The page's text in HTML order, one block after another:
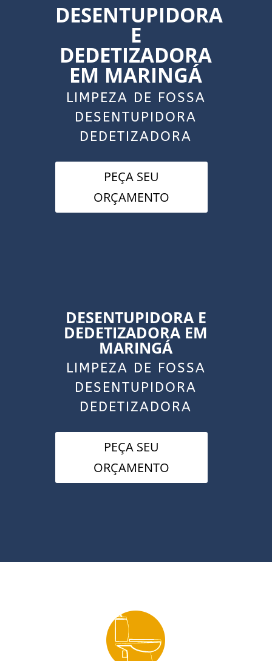
DESENTUPIDORA
E
DEDETIZADORA
EM MARINGÁ
LIMPEZA DE FOSSA
DESENTUPIDORA
DEDETIZADORA
PEÇA SEU
ORÇAMENTO
DESENTUPIDORA E
DEDETIZADORA EM
MARINGÁ
LIMPEZA DE FOSSA
DESENTUPIDORA
DEDETIZADORA
PEÇA SEU
ORÇAMENTO